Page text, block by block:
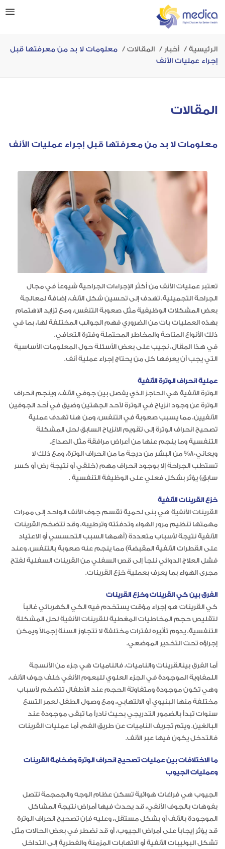
الرئيسية أخبار المقالات
معلومات لا بد من معرفتها قبل
إجراء عمليات الأنف
المقالات
معلومات لا بد من معرفتها قبل إجراء عمليات الأنف
تعتبر عمليات الأنف من أكثر الإجراءات الجراحية شيوعاً في مجال
الجراحة التجميلية، تهدف إلى تحسين شكل الأنف، إضافة لمعالجة
بعض المشكلات الوظيفية مثل صعوبة التنفس، ومع تزايد الاهتمام
بهذه العمليات بات من الضروري فهم الجوانب المختلفة لها، بما في
ذلك الأنواع المتاحة والمخاطر المحتملة وفترة التعافي.
في هذا المقال، نجيب على بعض الأسئلة حول المعلومات الأساسية
التي يجب أن يعرفها كل من يحتاج إجراء عملية أنف.
عملية انحراف الوترة الأنفية
الوترة الأنفية هي الحاجز الذي يفصل بين جوفي الأنف، وينجم انحراف
الوترة عن وجود انزياح في الوترة لأحد الجهتين وضيق في أحد الجوفين
الأنفيين، مما يسبب صعوبة في التنفس، ومن هنا تهدف عملية
تصحيح انحراف الوترة إلى تقويم الانزياح السابق لحل المشكلة
التنفسية وما ينجم عنها من أعراض مرافقة مثل الصداع.
ويعاني80% من البشر من درجة ما من انحراف الوترة، ومع ذلك لا
تستطب الجراحة إلا بوجود انحراف مهم (خلقي أو نتيجة رض أو كسر
سابق) يؤثر بشكل فعلي على الوظيفة التنفسية .
خزع القرينات الأنفية
القرينات الأنفية هي بنى لحمية تقسم جوف الأنف الواحد إلى ممرات
مهمتها تنظيم مرور الهواء وتدفئته وترطيبه، وقد تتضخم القرينات
الأنفية نتيجة لأسباب متعددة (أهمها السبب التحسسي أو الاعتياد
على القطرات الأنفية المقبضة) مما ينجم عنه صعوبة بالتنفس، وعند
فشل العلاج الدوائي نلجأ إلى قص السفلي من القرينات السفلية لفتح
مجرى الهواء بما يعرف بعملية خزع القرينات.
الفرق بين كي القرينات وخزع القرينات
كي القرينات هو إجراء مؤقت يستخدم فيه الكي الكهربائي غالباً
لتقليص حجم المخاطيات المغطية للقرينات الأنفية لحل المشكلة
التنفسية، يدوم تأثيره لفترات مختلفة لا تتجاوز السنة إجمالاً ويمكن
إجراؤه تحت التخدير الموضعي.
أما الفرق بينالقرينات والناميات، فالناميات هي جزء من الأنسجة
اللمفاوية الموجودة في الجزء العلوي للبعوم الأنفي خلف جوف الأنف،
وهي تكون موجودة ومتفاوتة الحجم عند الأطفال تتضخم لأسباب
مختلفة منها البنيوي أو الالتهابي، ومع وصول الطفل لعمر التسع
سنوات تبدأ بالضمور التدريجي بحيث نادراً ما تبقى موجودة عند
البالغين. ويتم تجريف الناميات عن طريق الفم، أما عمليات القرينات
فالتدخل يكون فيها عبر الأنف.
ما الاختلافات بين عمليات تصحيح انحراف الوترة وضخامة القرينات
وعمليات الجيوب
الجيوب هي فراغات هوائية تسكن عظام الوجه والجمجمة تتصل
بفوهات بالجوف الأنفي، قد يحدث فيها أمراض نتيجة المشاكل
الموجودة بالأنف أو بشكل مستقل، وعليه فإن تصحيح انحراف الوترة
قد يؤثر إيجاباً على أمراض الجيوب، أو قد نضطر في بعض الحالات مثل
تشكل البوليبات الأنفية أو الاتهابات المزمنة والفطرية إلى التداخل